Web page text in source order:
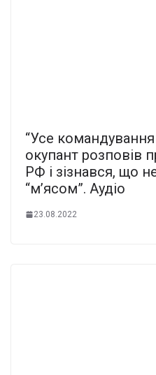
“Усе
окупант розповів
РФ і зізнався, що
“м’ясом”. Аудіо
23.08.2022